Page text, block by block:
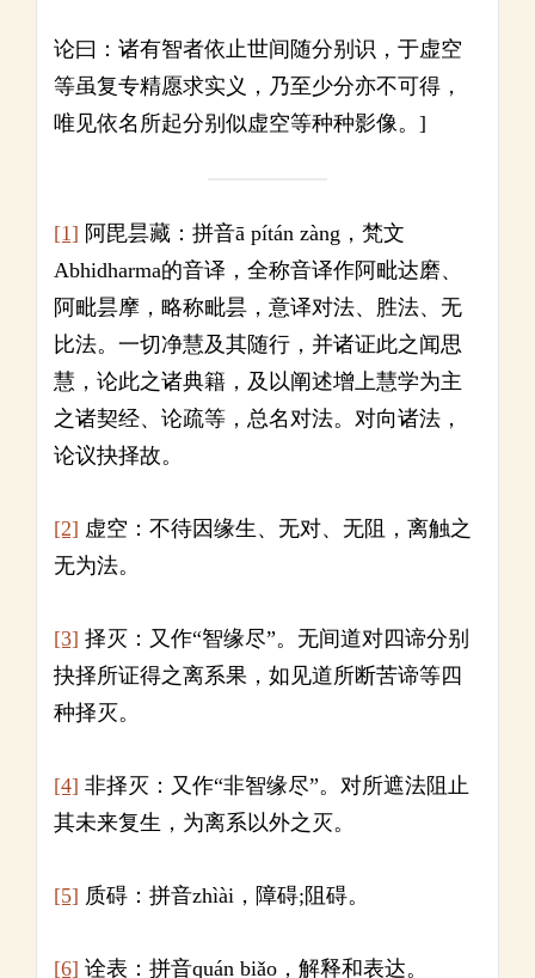
论曰：诸有智者依止世间随分别识，于虚空
等虽复专精愿求实义，乃至少分亦不可得，
唯见依名所起分别似虚空等种种影像。]
[1] 阿毘昙藏：拼音ā pítán zàng，梵文
Abhidharma的音译，全称音译作阿毗达磨、
阿毗昙摩，略称毗昙，意译对法、胜法、无
比法。一切净慧及其随行，并诸证此之闻思
慧，论此之诸典籍，及以阐述增上慧学为主
之诸契经、论疏等，总名对法。对向诸法，
论议抉择故。
[2] 虚空：不待因缘生、无对、无阻，离触之
无为法。
[3] 择灭：又作“智缘尽”。无间道对四谛分别
抉择所证得之离系果，如见道所断苦谛等四
种择灭。
[4] 非择灭：又作“非智缘尽”。对所遮法阻止
其未来复生，为离系以外之灭。
[5] 质碍：拼音zhìài，障碍;阻碍。
[6] 诠表：拼音quán biǎo，解释和表达。